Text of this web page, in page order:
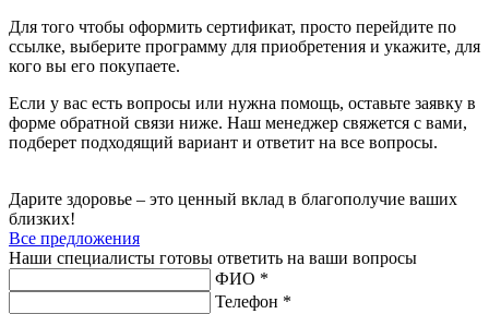
Для того чтобы оформить сертификат, просто перейдите по
ссылке, выберите программу для приобретения и укажите, для
кого вы его покупаете.
Если у вас есть вопросы или нужна помощь, оставьте заявку в
форме обратной связи ниже. Наш менеджер свяжется с вами,
подберет подходящий вариант и ответит на все вопросы.
Дарите здоровье – это ценный вклад в благополучие ваших
близких!
Все предложения
Наши специалисты готовы ответить на ваши вопросы
ФИО *
Телефон *